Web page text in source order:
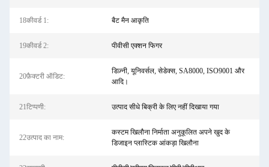
18कीवर्ड 1: बैट मैन आकृति
19कीवर्ड 2: पीवीसी एक्शन फिगर
20फ़ैक्टरी ऑडिट:
डिज़्नी, यूनिवर्सल, सेडेक्स, SA8000, ISO9001 और
आदि।
21टिप्पणी: उत्पाद सीधे बिक्री के लिए नहीं दिखाया गया
22उत्पाद का नाम:
कस्टम खिलौना निर्माता अनुकूलित अपने खुद के
डिजाइन प्लास्टिक आंकड़ा खिलौना